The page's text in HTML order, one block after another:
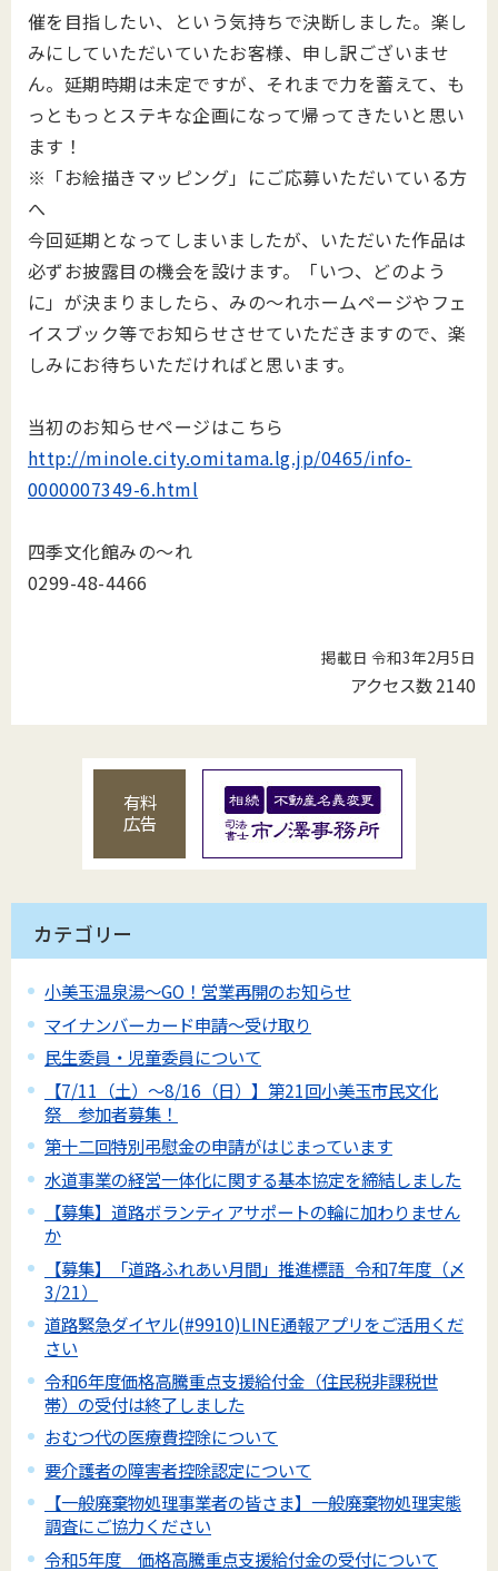
催を目指したい、という気持ちで決断しました。楽し
みにしていただいていたお客様、申し訳ございませ
ん。延期時期は未定ですが、それまで力を蓄えて、も
っともっとステキな企画になって帰ってきたいと思い
ます！
※「お絵描きマッピング」にご応募いただいている方
へ
今回延期となってしまいましたが、いただいた作品は
必ずお披露目の機会を設けます。「いつ、どのよう
に」が決まりましたら、みの～れホームページやフェ
イスブック等でお知らせさせていただきますので、楽
しみにお待ちいただければと思います。
当初のお知らせページはこちら
http://minole.city.omitama.lg.jp/0465/info-
0000007349-6.html
四季文化館みの～れ
0299-48-4466
掲載日 令和3年2月5日
アクセス数2140
有料
広告
カテゴリー
小美玉温泉湯～GO！営業再開のお知らせ
マイナンバーカード申請～受け取り
民生委員・児童委員について
【7/11（土）～8/16（日）】第21回小美玉市民文化
祭 参加者募集！
第十二回特別弔慰金の申請がはじまっています
水道事業の経営一体化に関する基本協定を締結しました
【募集】道路ボランティアサポートの輪に加わりません
か
【募集】「道路ふれあい月間」推進標語_令和7年度（〆
3/21）
道路緊急ダイヤル(#9910)LINE通報アプリをご活用くだ
さい
令和6年度価格高騰重点支援給付金（住民税非課税世
帯）の受付は終了しました
おむつ代の医療費控除について
要介護者の障害者控除認定について
【一般廃棄物処理事業者の皆さま】一般廃棄物処理実態
調査にご協力ください
令和5年度 価格高騰重点支援給付金の受付について